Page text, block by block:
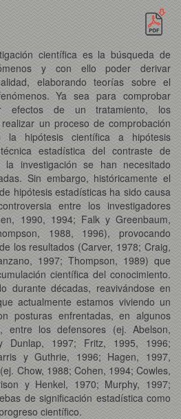
científica es la búsqueda de
y con ello poder derivar
elaborando teorías sobre el
Ya sea para comprobar
efectos de un tratamiento, los
un proceso de comprobación
la hipótesis científica a hipótesis
estadística del contraste de
investigación se han necesitado
Sin embargo, históricamente el
hipótesis estadísticas ha sido causa
entre los investigadores
1990, 1994; Falk y Greenbaum,
1988, 1996), provocando
los resultados (Carver, 1978; Craig,
1997; Thompson, 1989) que
científica del conocimiento.
durante décadas, reavivándose en
actualmente estamos viviendo un
posturas enfrentadas, en algunos
entre los defensores (ej. Abelson,
Dunlap, 1997; Fritz, 1995, 1996;
y Guthrie, 1996; Hagen, 1997,
Chow, 1988; Cohen, 1994; Cowles,
y Henkel, 1970; Murphy, 1997;
de significación estadística como
científico.